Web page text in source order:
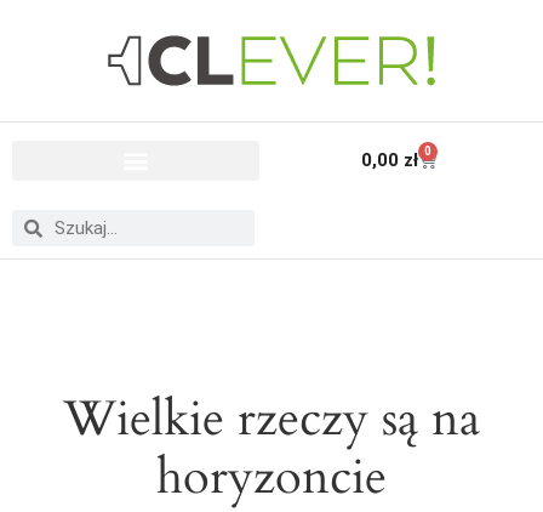
0,00 zł 0
Wielkie rzeczy są na
horyzoncie